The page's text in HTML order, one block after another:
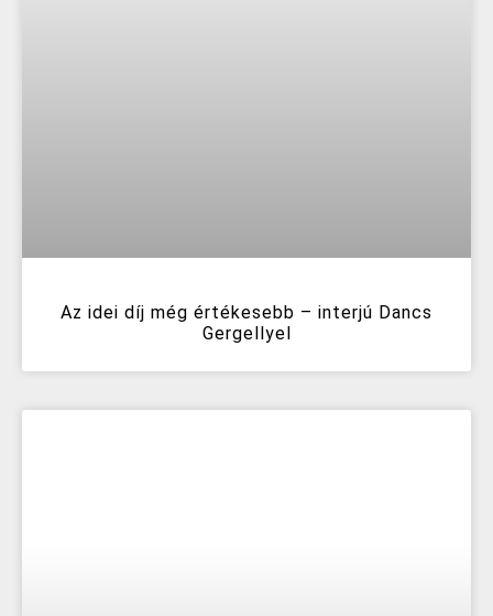
Az idei díj még értékesebb – interjú Dancs
Gergellyel